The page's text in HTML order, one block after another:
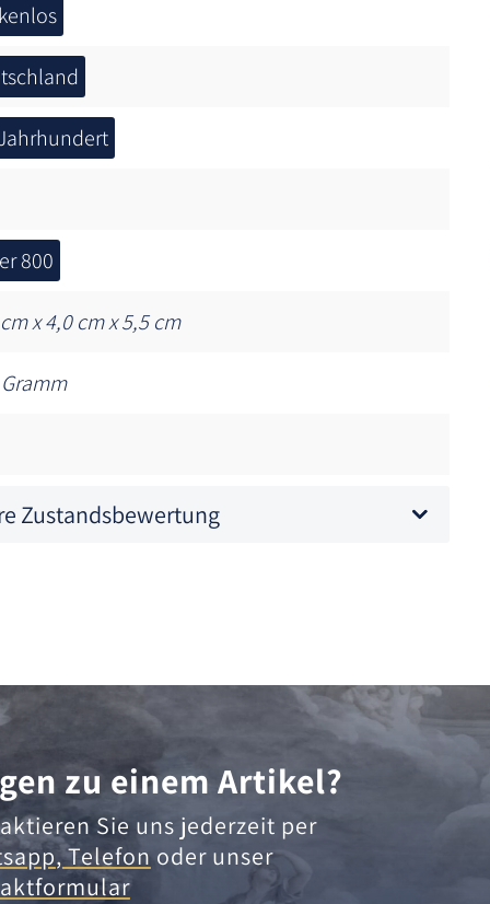
800
x 4,0 cm x 5,5 cm
Zustandsbewertung
zu einem Artikel?
Sie uns jederzeit per
,Telefonoder unser